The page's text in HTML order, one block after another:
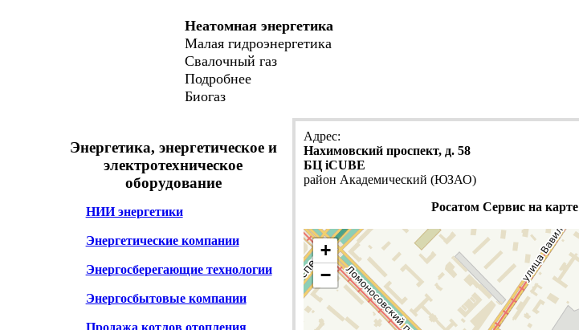
Неатомная энергетика
Малая гидроэнергетика
Свалочный газ
Подробнее
Биогаз
Энергетика, энергетическое и
электротехническое
оборудование
НИИ энергетики
Энергетические компании
Энергосберегающие технологии
Энергосбытовые компании
Адрес:
Нахимовский проспект, д. 58
БЦ iCUBE
район Академический (ЮЗАО)
Росатом Сервис на карте
+
−